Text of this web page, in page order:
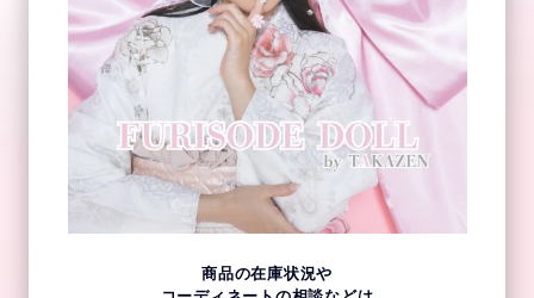
商品の在庫状況や